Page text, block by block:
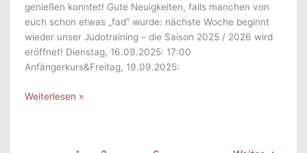
genießen konntet! Gute Neuigkeiten, falls manchen von
euch schon etwas „fad“ wurde: nächste Woche beginnt
wieder unser Judotraining – die Saison 2025 / 2026 wird
eröffnet! Dienstag, 16.09.2025: 17:00
Anfängerkurs&Freitag, 19.09.2025:
Erste
Weiterlesen »